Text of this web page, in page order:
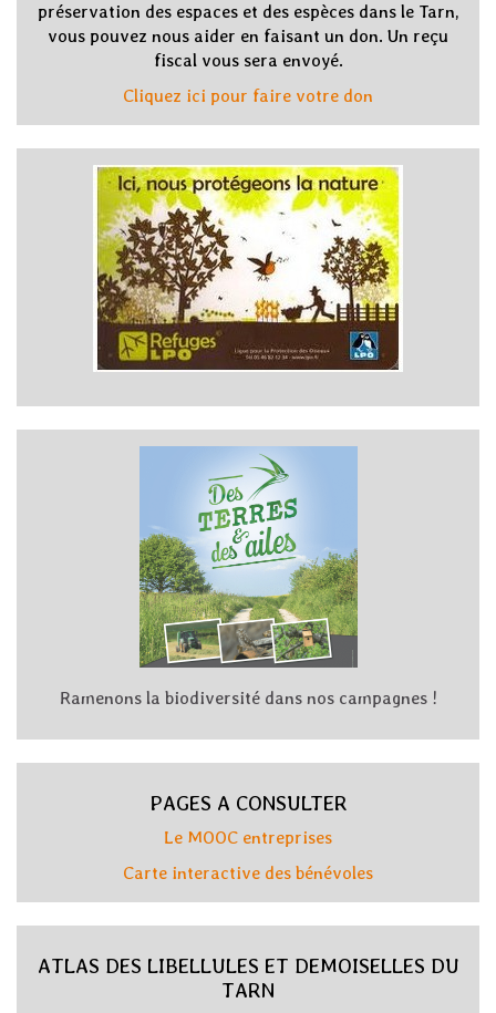
préservation des espaces et des espèces dans le Tarn,
vous pouvez nous aider en faisant un don. Un reçu
fiscal vous sera envoyé.
Cliquez ici pour faire votre don
Ramenons la biodiversité dans nos campagnes !
PAGES A CONSULTER
Le MOOC entreprises
Carte interactive des bénévoles
ATLAS DES LIBELLULES ET DEMOISELLES DU
TARN